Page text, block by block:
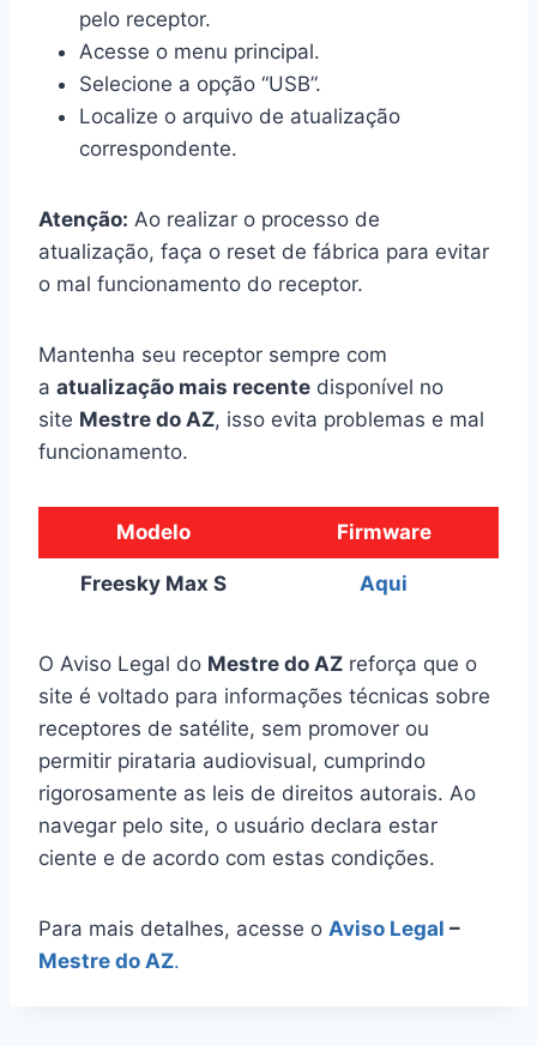
pelo receptor.
Acesse o menu principal.
Selecione a opção “USB”.
Localize o arquivo de atualização
correspondente.
Atenção: Ao realizar o processo de
atualização, faça o reset de fábrica para evitar
o mal funcionamento do receptor.
Mantenha seu receptor sempre com
a atualização mais recente disponível no
site Mestre do AZ, isso evita problemas e mal
funcionamento.
Modelo Firmware
Freesky Max S Aqui
O Aviso Legal do Mestre do AZ reforça que o
site é voltado para informações técnicas sobre
receptores de satélite, sem promover ou
permitir pirataria audiovisual, cumprindo
rigorosamente as leis de direitos autorais. Ao
navegar pelo site, o usuário declara estar
ciente e de acordo com estas condições.
Para mais detalhes, acesse o Aviso Legal –
Mestre do AZ.